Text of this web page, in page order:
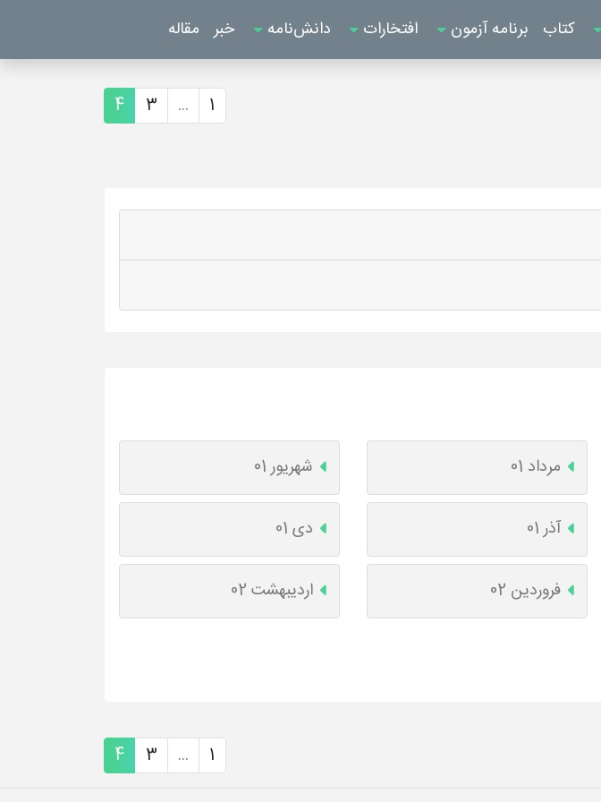
کتاب برنامه آزمون افتخارات دانش‌نامه خبر مقاله
1
...
3
4
مرداد 01 شهریور 01
آذر 01 دی 01
فروردین 02 اردیبهشت 02
1
...
3
4